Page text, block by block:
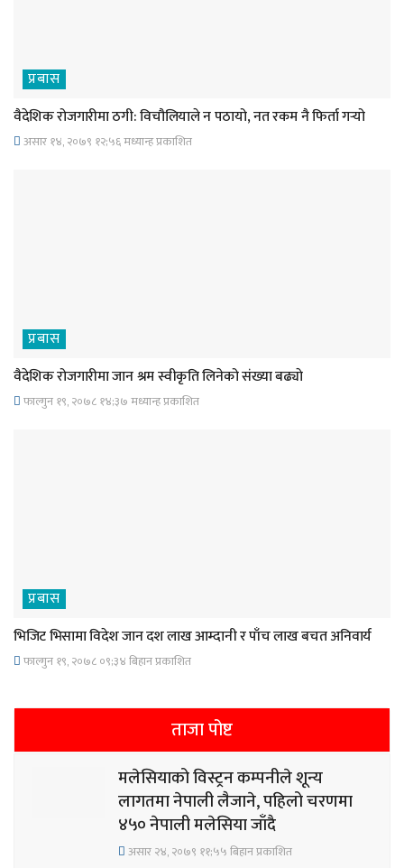
प्रबास
वैदेशिक रोजगारीमा ठगी: विचौलियाले न पठायो, नत रकम नै फिर्ता गर्‍यो
असार १४, २०७९ १२;५६ मध्यान्ह प्रकाशित
प्रबास
वैदेशिक रोजगारीमा जान श्रम स्वीकृति लिनेको संख्या बढ्याे
फाल्गुन १९, २०७८ १४;३७ मध्यान्ह प्रकाशित
प्रबास
भिजिट भिसामा विदेश जान दश लाख आम्दानी र पाँच लाख बचत अनिवार्य
फाल्गुन १९, २०७८ ०९;३४ बिहान प्रकाशित
ताजा पोष्ट
मलेसियाको विस्ट्रन कम्पनीले शून्य
लागतमा नेपाली लैजाने, पहिलो चरणमा
४५० नेपाली मलेसिया जाँदै
असार २४, २०७९ ११;५५ बिहान प्रकाशित